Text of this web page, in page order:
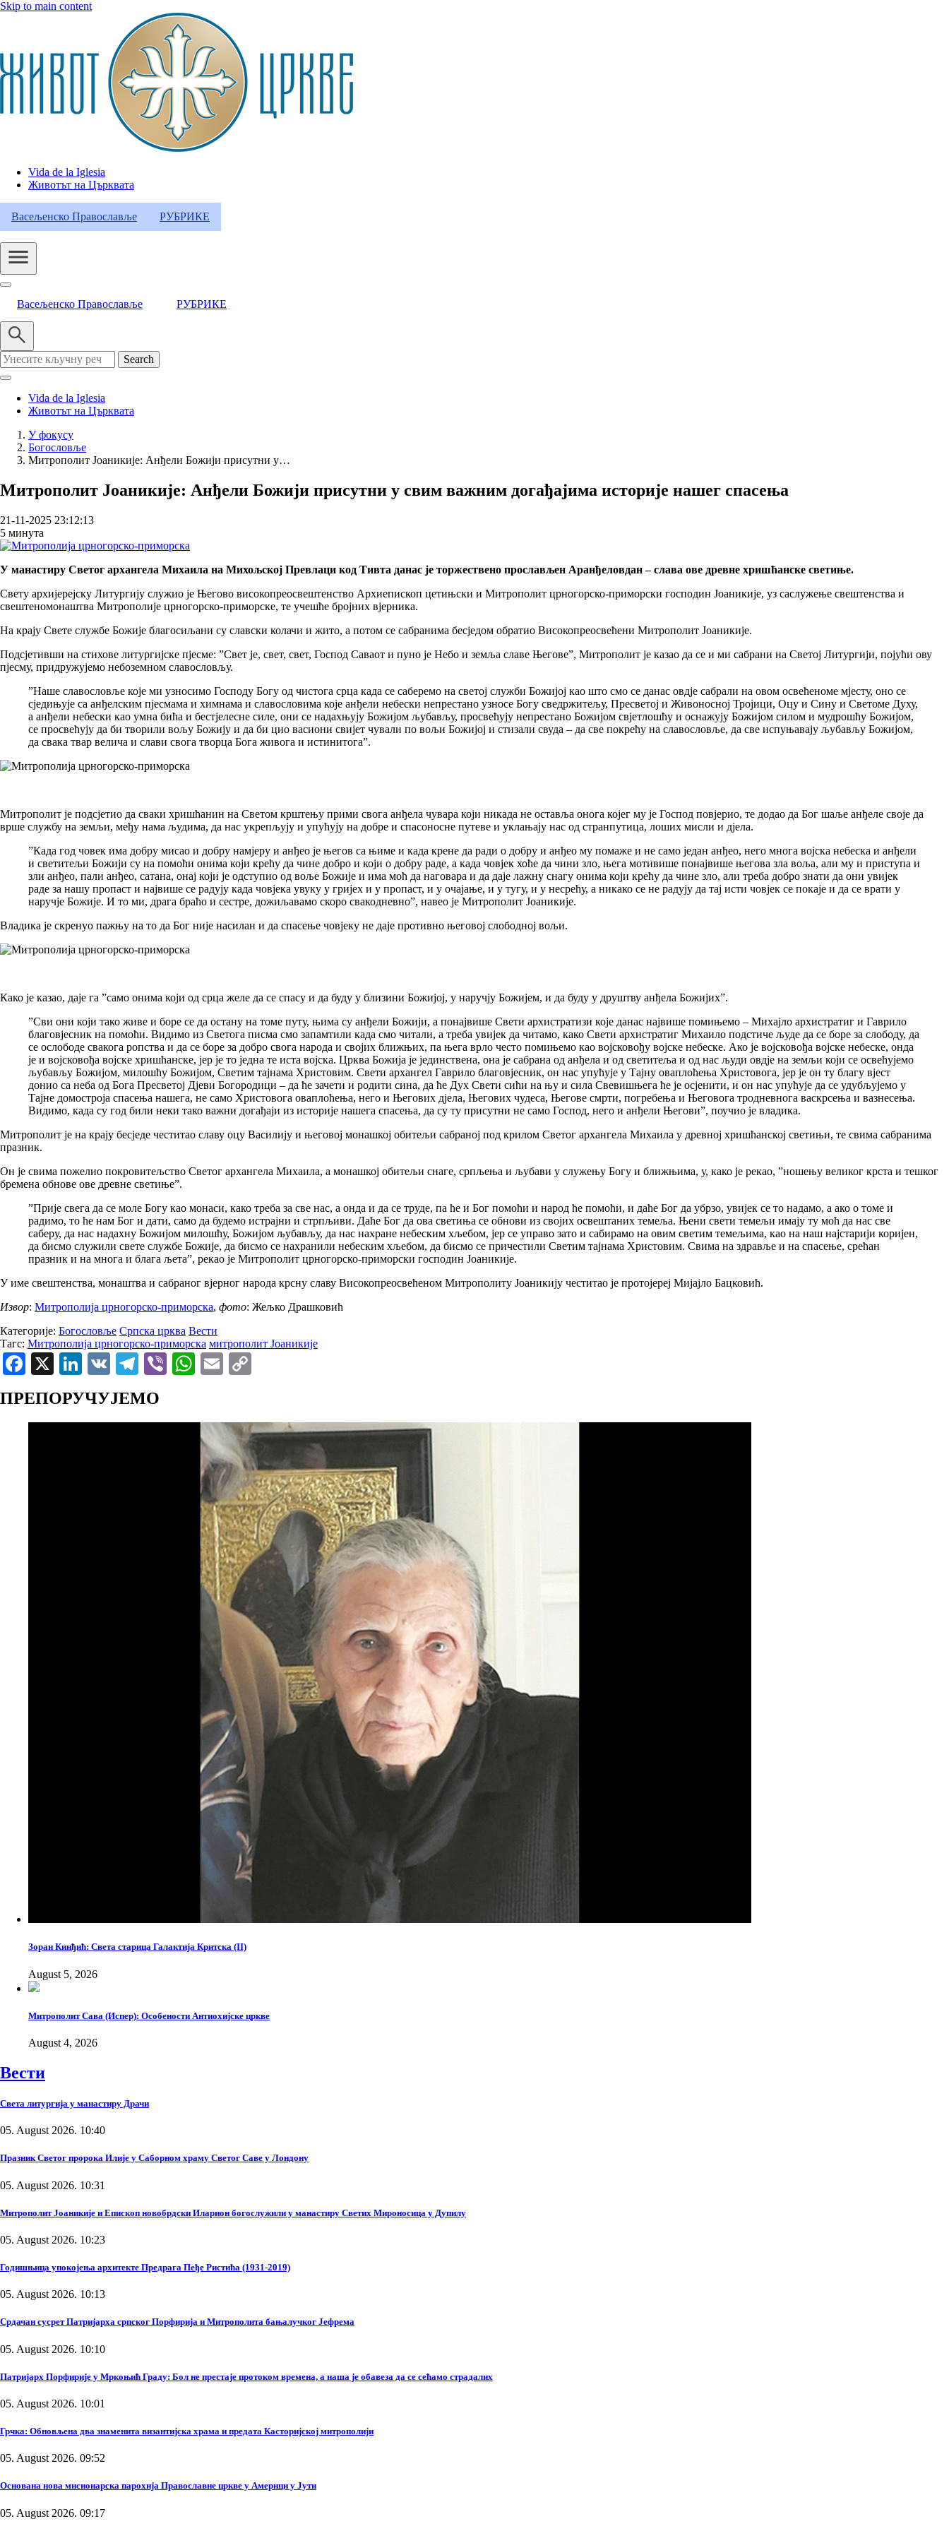
Skip to main content
Header
Category
Menu
Vida de la Iglesia
Животът на Църквата
Васељенско Православље РУБРИКЕ
Васељенско Православље РУБРИКЕ
Search
Vida de la Iglesia
Животът на Църквата
Breadcrumb
У фокусу
Богословље
Митрополит Јоаникије: Анђели Божији присутни у…
Митрополит Јоаникије: Анђели Божији присутни у свим важним догађајима историје нашег спасења
21-11-2025 23:12:13
5 минута
У манастиру Светог архангела Михаила на Михољској Превлаци код Тивта данас је торжествено прослављен Аранђеловдан – слава ове древне хришћанске светиње.
Свету архијерејску Литургију служио је Његово високопреосвештенство Архиепископ цетињски и Митрополит црногорско-приморски господин Јоаникије, уз саслужење свештенства и
свештеномонаштва Митрополије црногорско-приморске, те учешће бројних вјерника.
На крају Свете службе Божије благосиљани су славски колачи и жито, а потом се сабранима бесједом обратио Високопреосвећени Митрополит Јоаникије.
Подсјетивши на стихове литургијске пјесме: ”Свет је, свет, свет, Господ Саваот и пуно је Небо и земља славе Његове”, Митрополит је казао да се и ми сабрани на Светој Литургији, појући ову
пјесму, придружујемо небоземном славословљу.
”Наше славословље које ми узносимо Господу Богу од чистога срца када се саберемо на светој служби Божијој као што смо се данас овдје сабрали на овом освећеноме мјесту, оно се
сједињује са анђелским пјесмама и химнама и славословима које анђели небески непрестано узносе Богу сведржитељу, Пресветој и Живоносној Тројици, Оцу и Сину и Светоме Духу,
а анђели небески као умна бића и бестјелесне силе, они се надахњују Божијом љубављу, просвећују непрестано Божијом свјетлошћу и оснажују Божијом силом и мудрошћу Божијом,
се просвећују да би творили вољу Божију и да би цио васиони свијет чували по вољи Божијој и стизали свуда – да све покрећу на славословље, да све испуњавају љубављу Божијом,
да свака твар велича и слави свога творца Бога живога и истинитога”.
Митрополит је подсјетио да сваки хришћанин на Светом крштењу прими свога анђела чувара који никада не оставља онога којег му је Господ повјерио, те додао да Бог шаље анђеле своје да
врше службу на земљи, међу нама људима, да нас укрепљују и упућују на добре и спасоносне путеве и уклањају нас од странпутица, лоших мисли и дјела.
”Када год човек има добру мисао и добру намјеру и анђео је његов са њиме и када крене да ради о добру и анђео му помаже и не само један анђео, него многа војска небеска и анђели
и светитељи Божији су на помоћи онима који крећу да чине добро и који о добру раде, а када човјек хоће да чини зло, њега мотивише понајвише његова зла воља, али му и приступа и
зли анђео, пали анђео, сатана, онај који је одступио од воље Божије и има моћ да наговара и да даје лажну снагу онима који крећу да чине зло, али треба добро знати да они увијек
раде за нашу пропаст и највише се радују када човјека увуку у гријех и у пропаст, и у очајање, и у тугу, и у несрећу, а никако се не радују да тај исти човјек се покаје и да се врати у
наручје Божије. И то ми, драга браћо и сестре, дожиљавамо скоро свакодневно”, навео је Митрополит Јоаникије.
Владика је скренуо пажњу на то да Бог није насилан и да спасење човјеку не даје противно његовој слободној вољи.
Како је казао, даје га ”само онима који од срца желе да се спасу и да буду у близини Божијој, у наручју Божијем, и да буду у друштву анђела Божијих”.
”Сви они који тако живе и боре се да остану на томе путу, њима су анђели Божији, а понајвише Свети архистратизи које данас највише помињемо – Михајло архистратиг и Гаврило
благовјесник на помоћи. Видимо из Светога писма смо запамтили када смо читали, а треба увијек да читамо, како Свети архистратиг Михаило подстиче људе да се боре за слободу, да
се ослободе свакога ропства и да се боре за добро свога народа и својих ближњих, па њега врло често помињемо као војсковођу војске небеске. Ако је војсковођа војске небеске, онда
је и војсковођа војске хришћанске, јер је то једна те иста војска. Црква Божија је јединствена, она је сабрана од анђела и од светитеља и од нас људи овдје на земљи који се освећујемо
љубављу Божијом, милошћу Божијом, Светим тајнама Христовим. Свети архангел Гаврило благовјесник, он нас упућује у Тајну оваплоћења Христовога, јер је он ту благу вјест
донио са неба од Бога Пресветој Дјеви Богородици – да ће зачети и родити сина, да ће Дух Свети сићи на њу и сила Свевишњега ће је осјенити, и он нас упућује да се удубљујемо у
Тајне домостроја спасења нашега, не само Христовога оваплоћења, него и Његових дјела, Његових чудеса, Његове смрти, погребења и Његовога тродневнога васкрсења и вазнесења.
Видимо, када су год били неки тако важни догађаји из историје нашега спасења, да су ту присутни не само Господ, него и анђели Његови”, поучио је владика.
Митрополит је на крају бесједе честитао славу оцу Василију и његовој монашкој обитељи сабраној под крилом Светог архангела Михаила у древној хришћанској светињи, те свима сабранима
празник.
Он је свима пожелио покровитељство Светог архангела Михаила, а монашкој обитељи снаге, српљења и љубави у служењу Богу и ближњима, у, како је рекао, ”ношењу великог крста и тешког
бремена обнове ове древне светиње”.
”Прије свега да се моле Богу као монаси, како треба за све нас, а онда и да се труде, па ће и Бог помоћи и народ ће помоћи, и даће Бог да убрзо, увијек се то надамо, а ако о томе и
радимо, то ће нам Бог и дати, само да будемо истрајни и стрпљиви. Даће Бог да ова светиња се обнови из својих освештаних темеља. Њени свети темељи имају ту моћ да нас све
саберу, да нас надахну Божијом милошћу, Божијом љубављу, да нас нахране небеским хљебом, јер се управо зато и сабирамо на овим светим темељима, као на наш најстарији коријен,
да бисмо служили свете службе Божије, да бисмо се нахранили небеским хљебом, да бисмо се причестили Светим тајнама Христовим. Свима на здравље и на спасење, срећан
празник и на многа и блага љета”, рекао је Митрополит црногорско-приморски господин Јоаникије.
У име свештенства, монаштва и сабраног вјерног народа крсну славу Високопреосвећеном Митрополиту Јоаникију честитао је протојереј Мијајло Бацковић.
Извор: Митрополија црногорско-приморска, фото: Жељко Драшковић
Категорије: Богословље Српска црква Вести
Тагс: Митрополија црногорско-приморска митрополит Јоаникије
Facebook
X LinkedIn
VK Telegram
ViberWhatsApp
Email
ПРЕПОРУЧУЈЕМО
Зоран Кинђић: Света старица Галактија Критска (II)
August 5, 2026
Митрополит Сава (Испер): Особености Антиохијске цркве
August 4, 2026
Вести
Света литургија у манастиру Драчи
05. August 2026. 10:40
Празник Светог пророка Илије у Саборном храму Светог Саве у Лондону
05. August 2026. 10:31
Митрополит Јоаникије и Епископ новобрдски Иларион богослужили у манастиру Светих Мироносица у Дупилу
05. August 2026. 10:23
Годишњица упокојења архитекте Предрага Пеђе Ристића (1931-2019)
05. August 2026. 10:13
Срдачан сусрет Патријарха српског Порфирија и Митрополита бањалучког Јефрема
05. August 2026. 10:10
Патријарх Порфирије у Мркоњић Граду: Бол не престаје протоком времена, а наша је обавеза да се сећамо страдалих
05. August 2026. 10:01
Грчка: Обновљена два знаменита византијска храма и предата Касторијској митрополији
05. August 2026. 09:52
Основана нова мисионарска парохија Православне цркве у Америци у Јути
05. August 2026. 09:17